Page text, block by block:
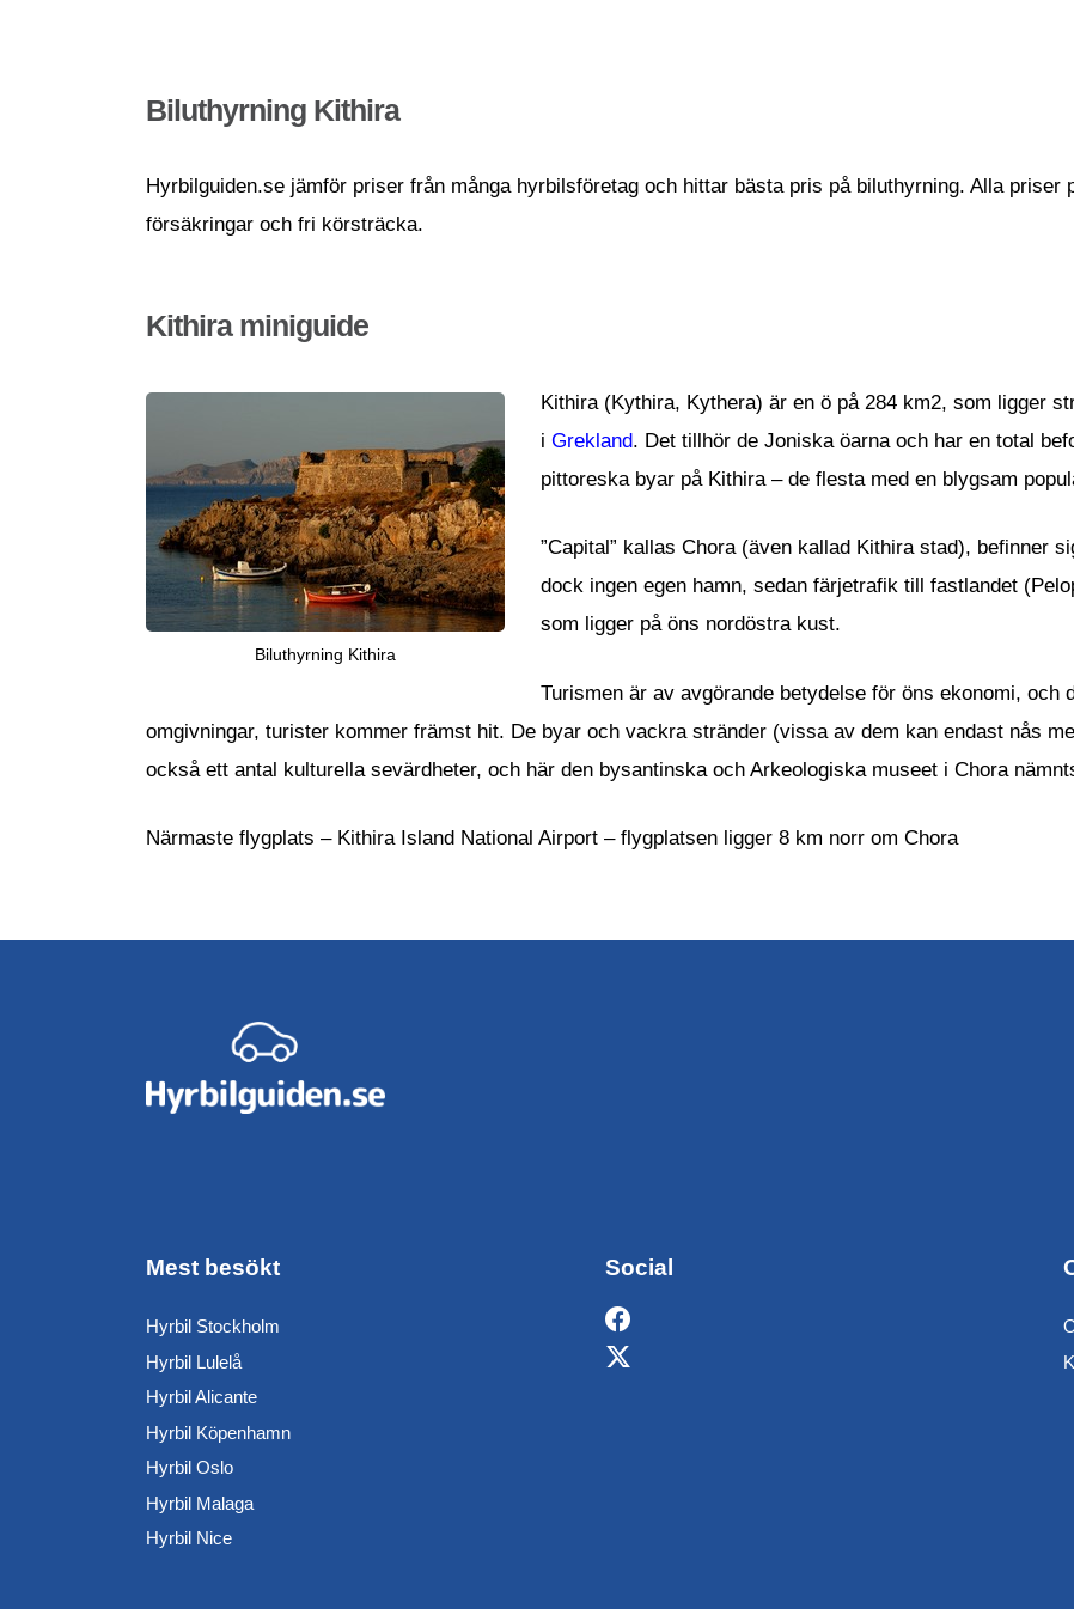
Biluthyrning Kithira
Hyrbilguiden.se jämför priser från många hyrbilsföretag och hittar bästa pris på biluthyrning. Alla priser
försäkringar och fri körsträcka.
Kithira miniguide
Biluthyrning Kithira
Kithira (Kythira, Kythera) är en ö på 284 km2, som ligger
i Grekland. Det tillhör de Joniska öarna och har en total
pittoreska byar på Kithira – de flesta med en blygsam
”Capital” kallas Chora (även kallad Kithira stad), befinner
dock ingen egen hamn, sedan färjetrafik till fastlandet
som ligger på öns nordöstra kust.
Turismen är av avgörande betydelse för öns ekonomi, och
omgivningar, turister kommer främst hit. De byar och vackra stränder (vissa av dem kan endast nås
också ett antal kulturella sevärdheter, och här den bysantinska och Arkeologiska museet i Chora
Närmaste flygplats – Kithira Island National Airport – flygplatsen ligger 8 km norr om Chora
Mest besökt
Hyrbil Stockholm
Hyrbil Lulelå
Hyrbil Alicante
Hyrbil Köpenhamn
Hyrbil Oslo
Hyrbil Malaga
Hyrbil Nice
Social